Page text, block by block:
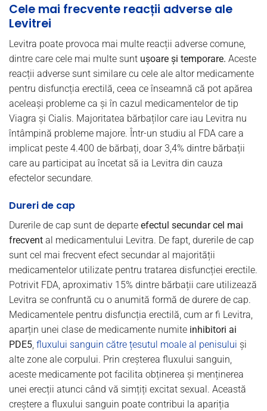
Cele mai frecvente reacții adverse ale
Levitrei
Levitra poate provoca mai multe reacții adverse comune,
dintre care cele mai multe sunt ușoare și temporare. Aceste
reacții adverse sunt similare cu cele ale altor medicamente
pentru disfuncția erectilă, ceea ce înseamnă că pot apărea
aceleași probleme ca și în cazul medicamentelor de tip
Viagra și Cialis. Majoritatea bărbaților care iau Levitra nu
întâmpină probleme majore. Într-un studiu al FDA care a
implicat peste 4.400 de bărbați, doar 3,4% dintre bărbații
care au participat au încetat să ia Levitra din cauza
efectelor secundare.
Dureri de cap
Durerile de cap sunt de departe efectul secundar cel mai
frecvent al medicamentului Levitra. De fapt, durerile de cap
sunt cel mai frecvent efect secundar al majorității
medicamentelor utilizate pentru tratarea disfuncției erectile.
Potrivit FDA, aproximativ 15% dintre bărbații care utilizează
Levitra se confruntă cu o anumită formă de durere de cap.
Medicamentele pentru disfuncția erectilă, cum ar fi Levitra,
aparțin unei clase de medicamente numite inhibitori ai
PDE5, fluxului sanguin către țesutul moale al penisului și
alte zone ale corpului. Prin creșterea fluxului sanguin,
aceste medicamente pot facilita obținerea și menținerea
unei erecții atunci când vă simțiți excitat sexual. Această
creștere a fluxului sanguin poate contribui la apariția